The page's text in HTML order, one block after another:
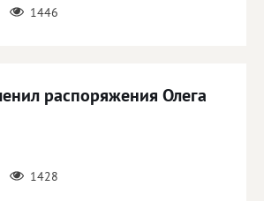
1446
распоряжения Олега
1428